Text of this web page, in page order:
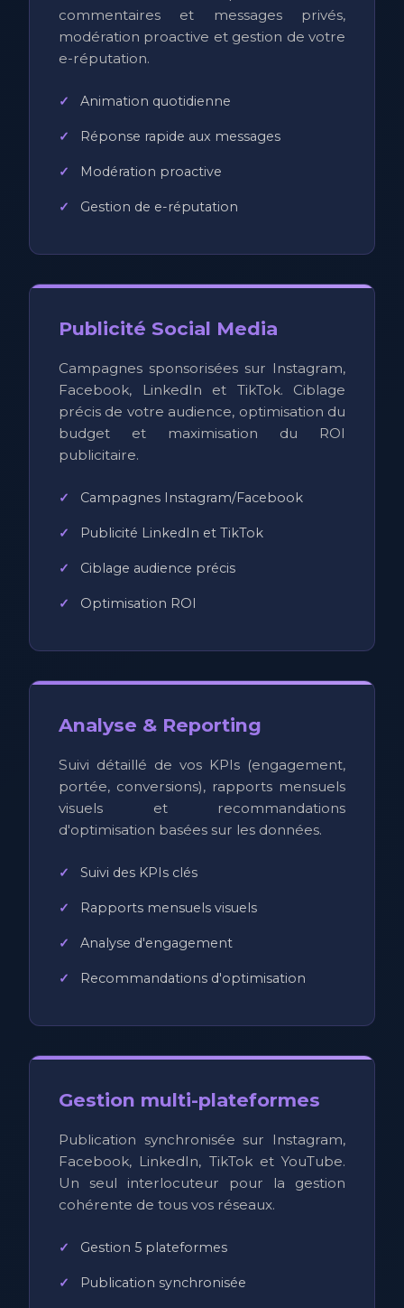
commentaires et messages privés,
modération proactive et gestion de votre
e-réputation.
Animation quotidienne
Réponse rapide aux messages
Modération proactive
Gestion de e-réputation
Publicité Social Media
Campagnes sponsorisées sur Instagram,
Facebook, LinkedIn et TikTok. Ciblage
précis de votre audience, optimisation du
budget et maximisation du ROI
publicitaire.
Campagnes Instagram/Facebook
Publicité LinkedIn et TikTok
Ciblage audience précis
Optimisation ROI
Analyse & Reporting
Suivi détaillé de vos KPIs (engagement,
portée, conversions), rapports mensuels
visuels et recommandations
d'optimisation basées sur les données.
Suivi des KPIs clés
Rapports mensuels visuels
Analyse d'engagement
Recommandations d'optimisation
Gestion multi-plateformes
Publication synchronisée sur Instagram,
Facebook, LinkedIn, TikTok et YouTube.
Un seul interlocuteur pour la gestion
cohérente de tous vos réseaux.
Gestion 5 plateformes
Publication synchronisée